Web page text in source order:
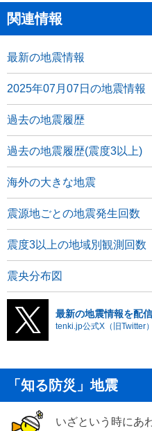
関連情報
最新の地震情報
2025年07月07日の地震情報
過去の地震履歴
過去の地震履歴(震度3以上)
海外の大きな地震
震源地ごとの地震発生回数
震度3以上の地域別観測回数
震央分布図
最新の地震情報を配信
tenki.jp公式X（旧Twitter
「知る防災」地震
いざという時にあ